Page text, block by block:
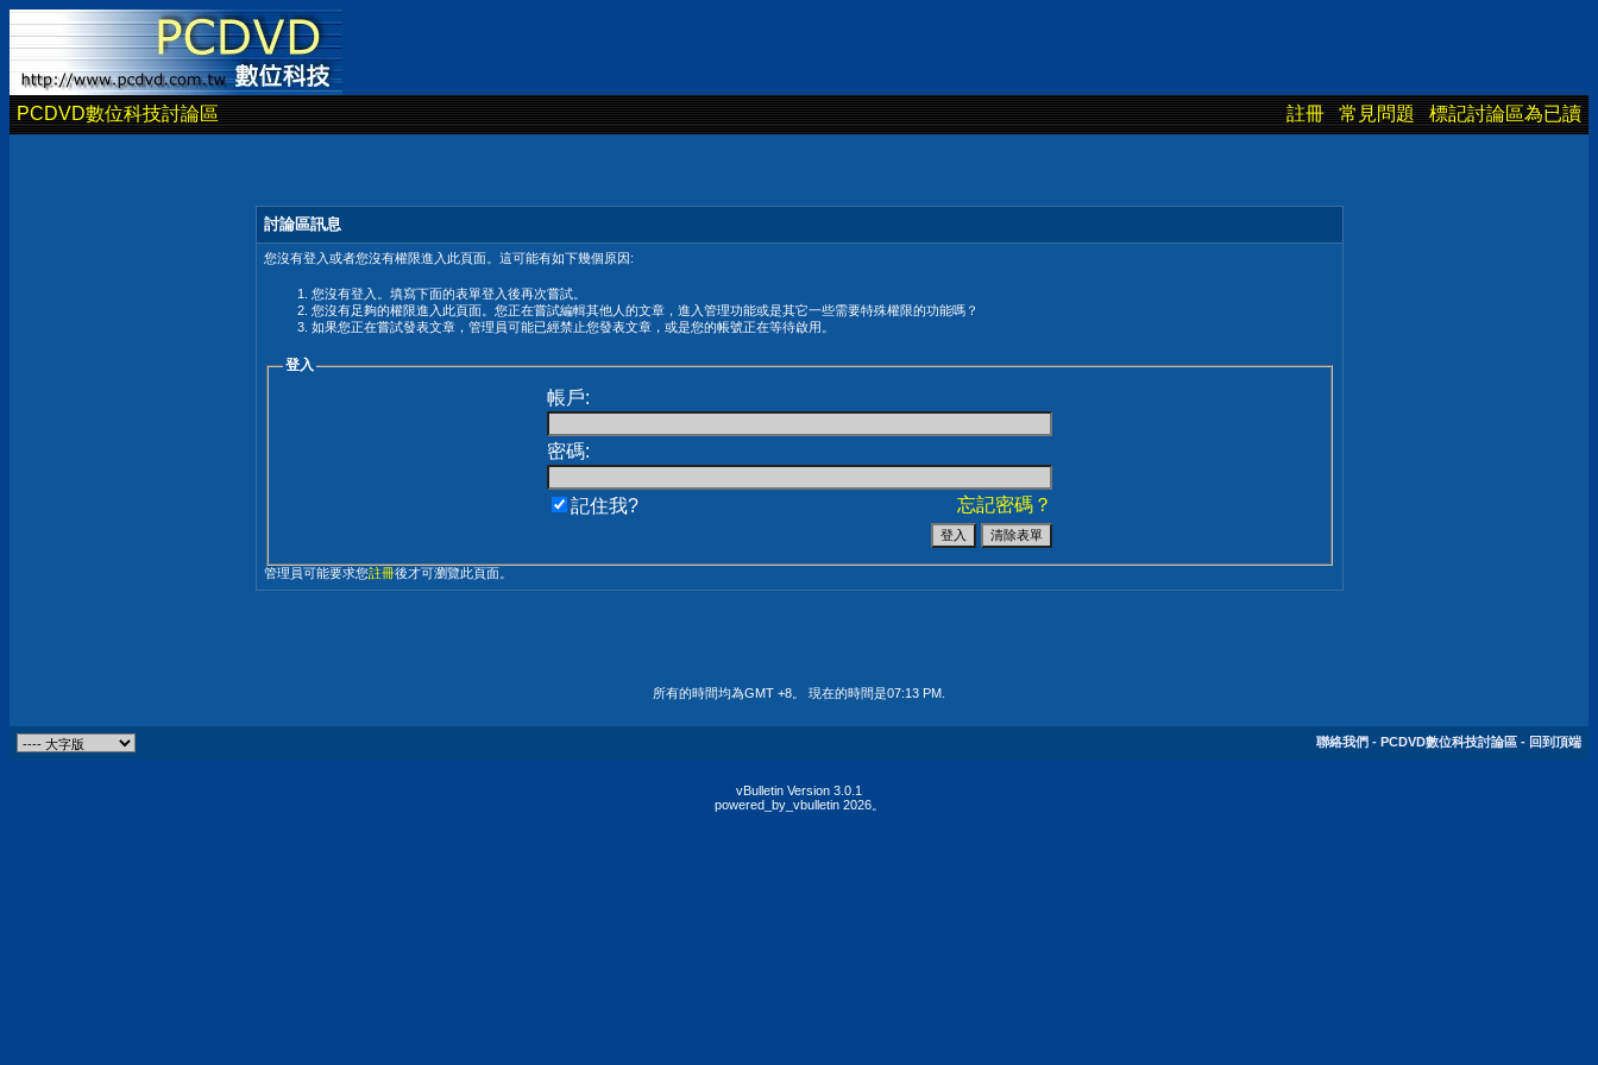
PCDVD數位科技討論區 註冊 常見問題 標記討論區為已讀
討論區訊息
您沒有登入或者您沒有權限進入此頁面。這可能有如下幾個原因:
您沒有登入。填寫下面的表單登入後再次嘗試。
您沒有足夠的權限進入此頁面。您正在嘗試編輯其他人的文章，進入管理功能或是其它一些需要特殊權限的功能嗎？
如果您正在嘗試發表文章，管理員可能已經禁止您發表文章，或是您的帳號正在等待啟用。
登入
帳戶:
密碼:
忘記密碼？
記住我?
管理員可能要求您註冊後才可瀏覽此頁面。
所有的時間均為GMT +8。 現在的時間是07:13 PM
聯絡我們 - PCDVD數位科技討論區 - 回到頂端
vBulletin Version 3.0.1
powered_by_vbulletin 2026。